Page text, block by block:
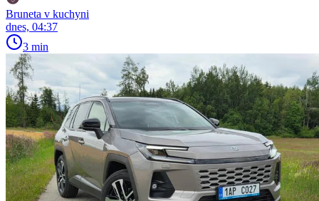
Bruneta v kuchyni
dnes, 04:37
3 min